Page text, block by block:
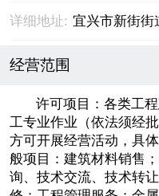
详细地址: 宜兴市新街街
经营范围
许可项目：各类工
工专业作业（依法须经
方可开展经营活动，具
般项目：建筑材料销售
询、技术交流、技术转